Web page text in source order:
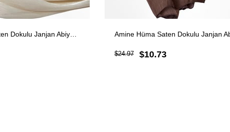
Amine Hüma Saten Dokulu Janjan Abiye Şal Krem
$10.73
$24.97